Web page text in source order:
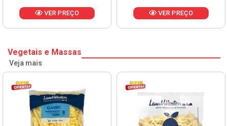
VER PREÇO VER PREÇO
Vegetais e Massas
Veja mais